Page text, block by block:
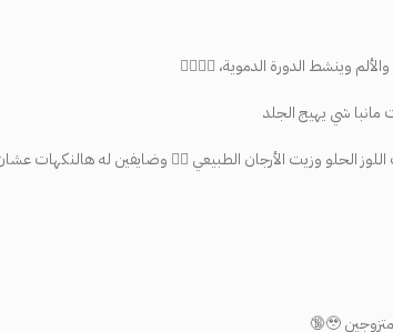
وينشط الدورة الدموية، 😮‍💨😮‍💨
شي يهيج الجلد
الي أصلا عباره عن زيت اللوز الحلو وزيت الأرجان الطبيعي 😮‍💨
🥹🔞